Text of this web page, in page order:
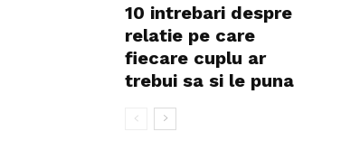
10 intrebari despre
relatie pe care
fiecare cuplu ar
trebui sa si le puna